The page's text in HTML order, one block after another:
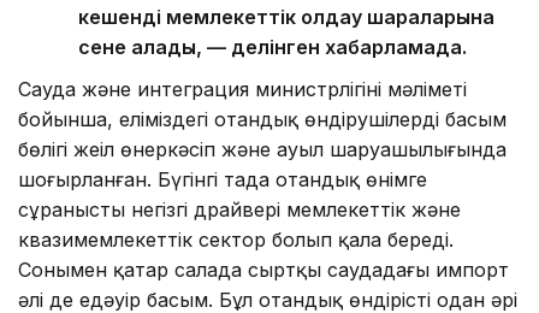
кешенді мемлекеттік қолдау шараларына
сене алады, — делінген хабарламада.
Сауда және интеграция министрлігінің мәліметі
бойынша, еліміздегі отандық өндірушілердің басым
бөлігі жеңіл өнеркәсіп және ауыл шаруашылығында
шоғырланған. Бүгінгі таңда отандық өнімге
сұраныстың негізгі драйвері мемлекеттік және
квазимемлекеттік сектор болып қала береді.
Сонымен қатар салада сыртқы саудадағы импорт
әлі де едәуір басым. Бұл отандық өндірісті одан әрі